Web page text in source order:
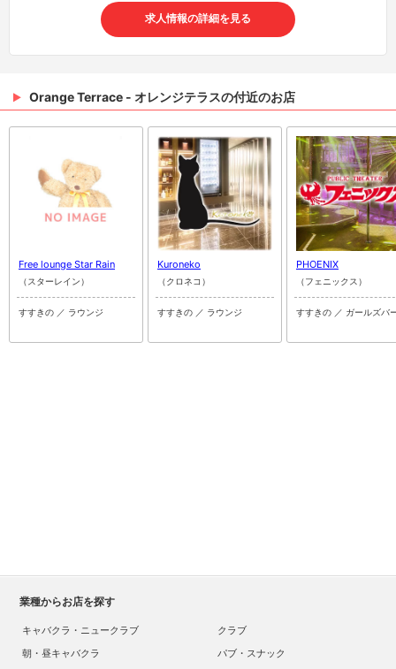
求人情報の詳細を見る
Orange Terrace - オレンジテラスの付近のお店
Free lounge Star Rain
（スターレイン）
すすきの ／ ラウンジ
Kuroneko
（クロネコ）
すすきの ／ ラウンジ
PHOENIX
（フェニックス）
すすきの ／ ガールズバ
業種からお店を探す
キャバクラ・ニュークラブ
クラブ
朝・昼キャバクラ
パブ・スナック